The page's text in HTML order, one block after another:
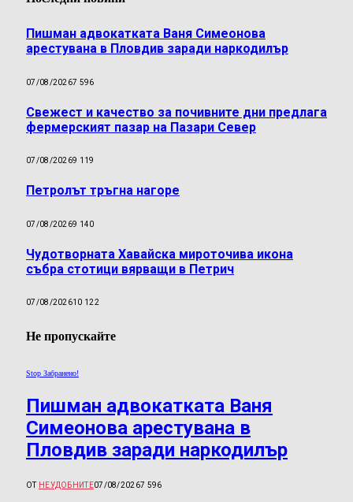
Пишман адвокатката Ваня Симеонова
арестувана в Пловдив заради наркодилър
07/08/20267 596
Свежест и качество за почивните дни предлага
фермерският пазар на Пазари Север
07/08/20269 119
Петролът тръгна нагоре
07/08/20269 140
Чудотворната Хавайска мироточива икона
събра стотици вярващи в Петрич
07/08/202610 122
Не пропускайте
Stop Забранено!
Пишман адвокатката Ваня
Симеонова арестувана в
Пловдив заради наркодилър
ОТ НЕУДОБНИТЕ07/08/20267 596